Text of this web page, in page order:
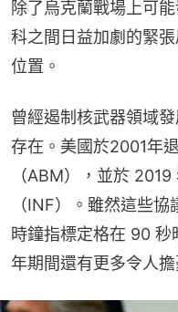
除了烏克蘭戰場上可
科之間日益加劇的緊
位置。
曾經遏制核武器領域
存在。美國於2001年
（ABM），並於
（INF）。雖然這些
時鐘指標定格在 90
年期間還有更多令人擔